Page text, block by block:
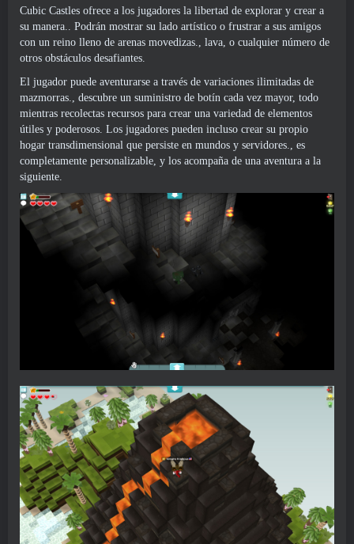
Cubic Castles ofrece a los jugadores la libertad de explorar y crear a
su manera.. Podrán mostrar su lado artístico o frustrar a sus amigos
con un reino lleno de arenas movedizas., lava, o cualquier número de
otros obstáculos desafiantes.
El jugador puede aventurarse a través de variaciones ilimitadas de
mazmorras., descubre un suministro de botín cada vez mayor, todo
mientras recolectas recursos para crear una variedad de elementos
útiles y poderosos. Los jugadores pueden incluso crear su propio
hogar transdimensional que persiste en mundos y servidores., es
completamente personalizable, y los acompaña de una aventura a la
siguiente.